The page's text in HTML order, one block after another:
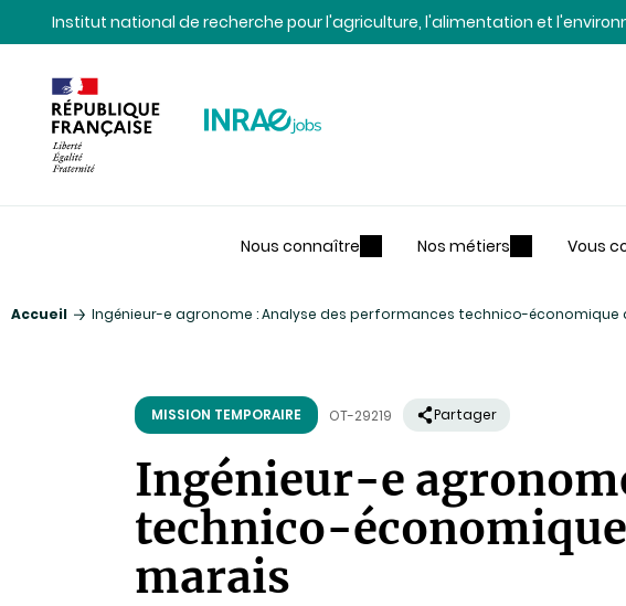
Contenu
Recherche
NavigationInstitut national de recherche pour l'agriculture, l'alimentation et
Nous connaître Nos métiers Vous
Accueil Ingénieur-e agronome : Analyse des performances technico-économique
MISSION TEMPORAIRE OT-29219 Partager
Ingénieur-e
technico-économique
marais